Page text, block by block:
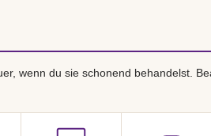
wenn du sie schonend behandelst.